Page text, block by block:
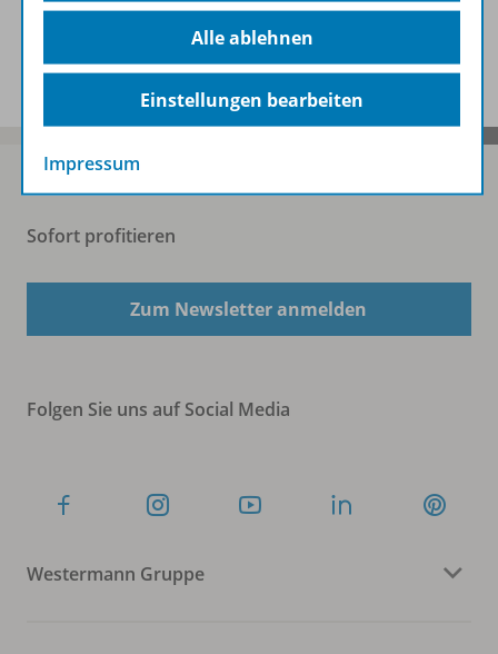
Benachrichtigungs-Service
Sofort profitieren
Zum Newsletter anmelden
Folgen Sie uns auf Social Media
Westermann Gruppe
Alle ablehnen
Einstellungen bearbeiten
Impressum